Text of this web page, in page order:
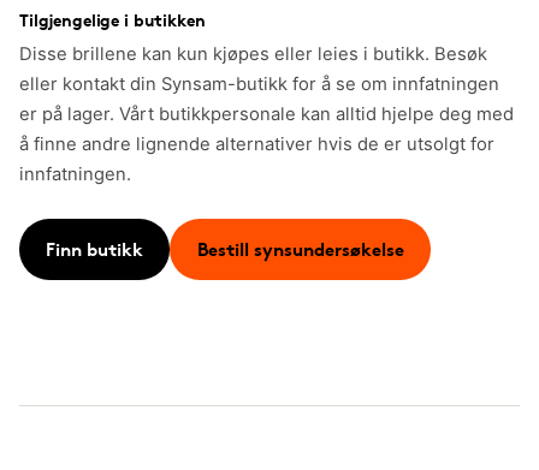
Tilgjengelige i butikken
Disse brillene kan kun kjøpes eller leies i butikk. Besøk
eller kontakt din Synsam-butikk for å se om innfatningen
er på lager. Vårt butikkpersonale kan alltid hjelpe deg med
å finne andre lignende alternativer hvis de er utsolgt for
innfatningen.
Finn butikk Bestill synsundersøkelse